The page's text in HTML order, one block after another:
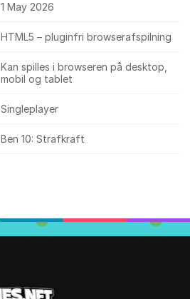
1 May 2026
HTML5 – pluginfri browserafspilning
Kan spilles i browseren på desktop,
mobil og tablet
Singleplayer
Ben 10: Strafkraft